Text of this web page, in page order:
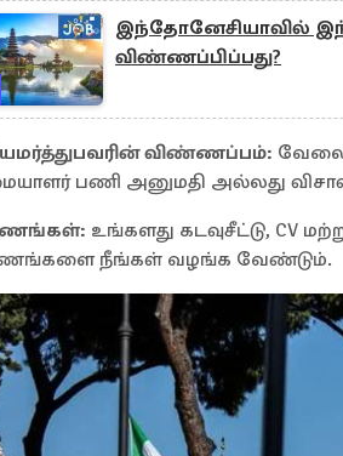
இந்தோனேசியாவில்
விண்ணப்பிப்பது?
விண்ணப்பம்: வேலை
பணி அனுமதி அல்லது
உங்களது கடவுசீட்டு, CV
நீங்கள் வழங்க வேண்டும்.